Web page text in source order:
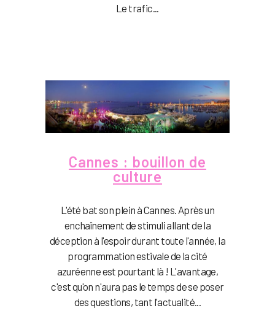
Le trafic...
Cannes : bouillon de
culture
L'été bat son plein à Cannes. Après un
enchaînement de stimuli allant de la
déception à l'espoir durant toute l'année, la
programmation estivale de la cité
azuréenne est pourtant là ! L'avantage,
c'est qu'on n'aura pas le temps de se poser
des questions, tant l'actualité...